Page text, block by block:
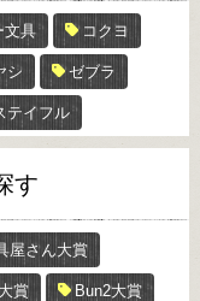
文具 コクヨ
シ ゼブラ
テイフル
す
屋さん大賞
賞 Bun2大賞